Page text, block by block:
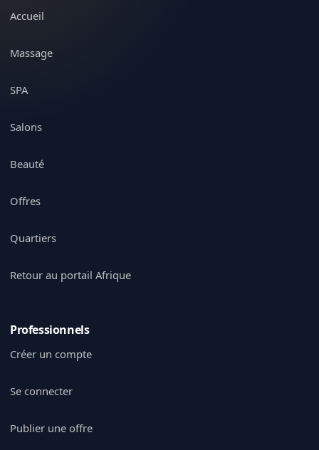
Accueil
Massage
SPA
Salons
Beauté
Offres
Quartiers
Retour au portail Afrique
Professionnels
Créer un compte
Se connecter
Publier une offre